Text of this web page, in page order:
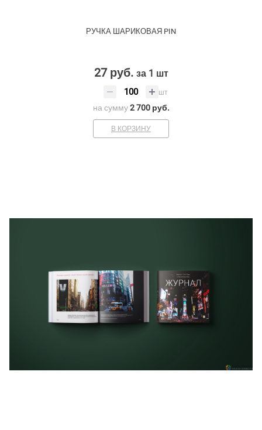
РУЧКА ШАРИКОВАЯ PIN
27 руб. за 1 шт
шт
на сумму2 700 руб.
В КОРЗИНУ